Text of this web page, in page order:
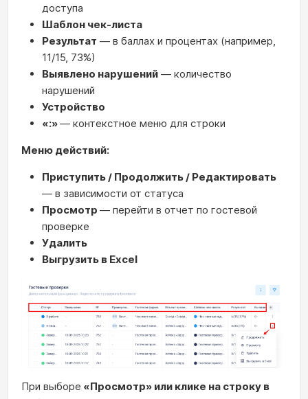
доступа
Шаблон чек-листа
Результат — в баллах и процентах (например,
11/15, 73%)
Выявлено нарушений — количество
нарушений
Устройство
«:»— контекстное меню для строки
Меню действий:
Приступить / Продолжить / Редактировать
— в зависимости от статуса
Просмотр — перейти в отчет по гостевой
проверке
Удалить
Выгрузить в Excel
При выборе «Просмотр» или клике на строку в